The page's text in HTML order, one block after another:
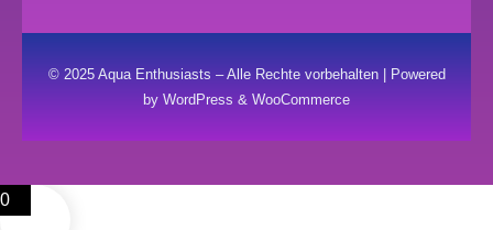
© 2025 Aqua Enthusiasts – Alle Rechte vorbehalten | Powered
by WordPress & WooCommerce
0